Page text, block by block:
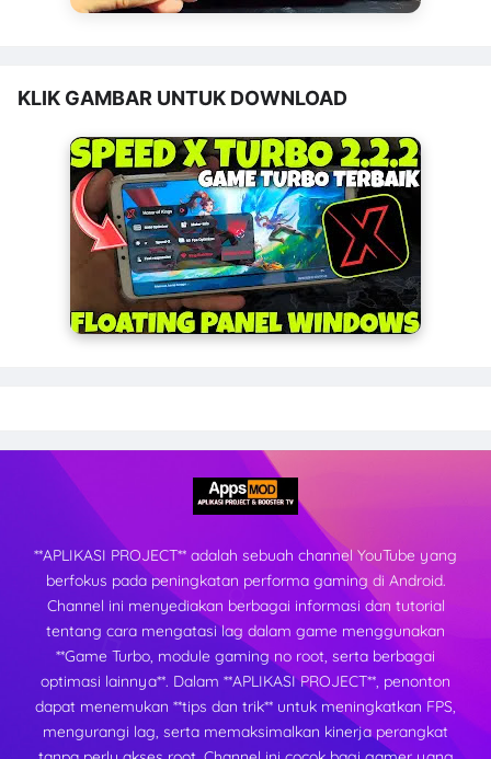
KLIK GAMBAR UNTUK DOWNLOAD
**APLIKASI PROJECT** adalah sebuah channel YouTube yang
berfokus pada peningkatan performa gaming di Android.
Channel ini menyediakan berbagai informasi dan tutorial
tentang cara mengatasi lag dalam game menggunakan
**Game Turbo, module gaming no root, serta berbagai
optimasi lainnya**. Dalam **APLIKASI PROJECT**, penonton
dapat menemukan **tips dan trik** untuk meningkatkan FPS,
mengurangi lag, serta memaksimalkan kinerja perangkat